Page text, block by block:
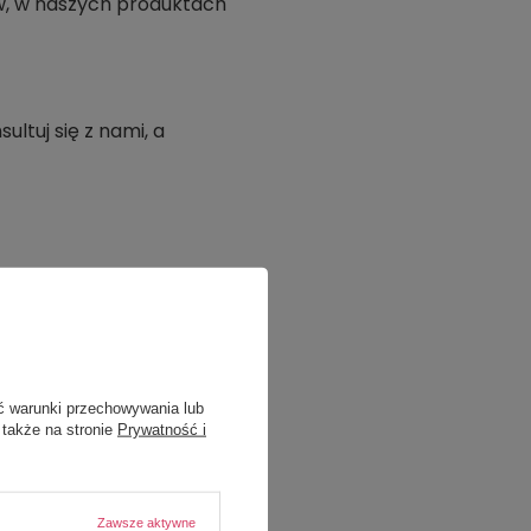
się z nami, a
warunki przechowywania lub
na stronie Prywatność i
Zawsze aktywne